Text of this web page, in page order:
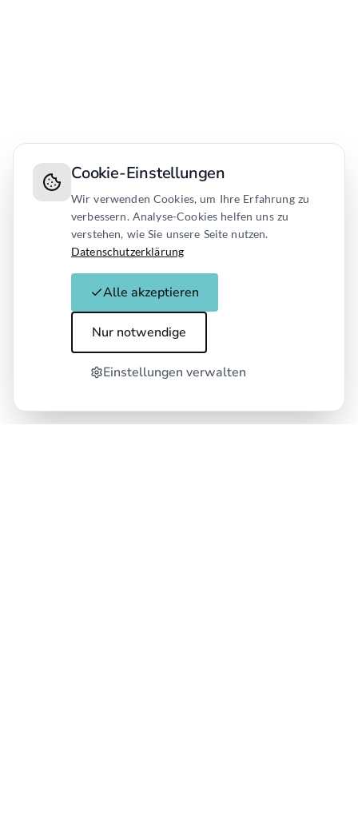
Cookie-Einstellungen
Wir verwenden Cookies, um Ihre Erfahrung zu
verbessern. Analyse-Cookies helfen uns zu
verstehen, wie Sie unsere Seite nutzen.
Datenschutzerklärung
Alle akzeptieren
Nur notwendige
Einstellungen verwalten